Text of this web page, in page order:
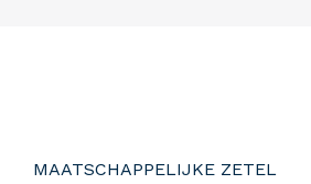
MAATSCHAPPELIJKE ZETEL